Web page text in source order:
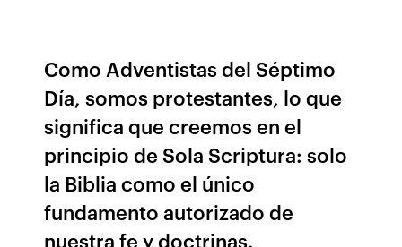
Como Adventistas del Séptimo
Día, somos protestantes, lo que
significa que creemos en el
principio de Sola Scriptura: solo
la Biblia como el único
fundamento autorizado de
nuestra fe y doctrinas.